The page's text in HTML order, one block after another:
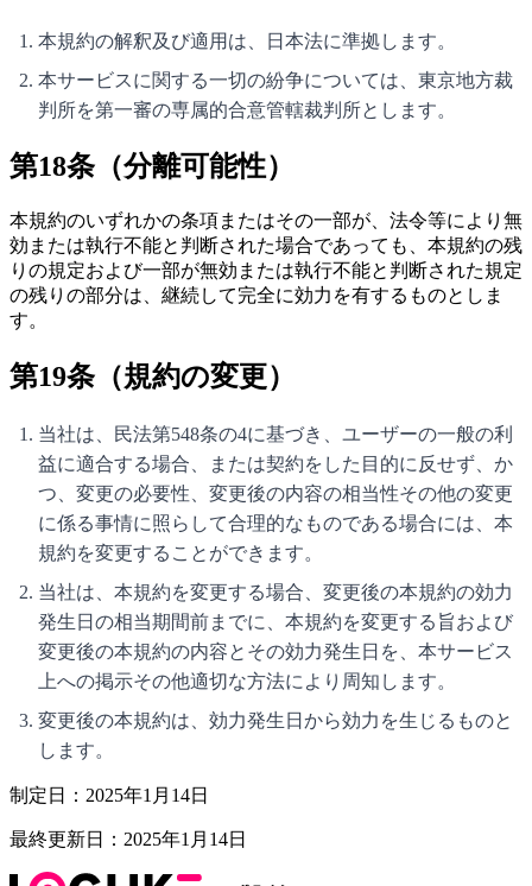
本規約の解釈及び適用は、日本法に準拠します。
本サービスに関する一切の紛争については、東京地方裁
判所を第一審の専属的合意管轄裁判所とします。
第18条（分離可能性）
本規約のいずれかの条項またはその一部が、法令等により無
効または執行不能と判断された場合であっても、本規約の残
りの規定および一部が無効または執行不能と判断された規定
の残りの部分は、継続して完全に効力を有するものとしま
す。
第19条（規約の変更）
当社は、民法第548条の4に基づき、ユーザーの一般の利
益に適合する場合、または契約をした目的に反せず、か
つ、変更の必要性、変更後の内容の相当性その他の変更
に係る事情に照らして合理的なものである場合には、本
規約を変更することができます。
当社は、本規約を変更する場合、変更後の本規約の効力
発生日の相当期間前までに、本規約を変更する旨および
変更後の本規約の内容とその効力発生日を、本サービス
上への掲示その他適切な方法により周知します。
変更後の本規約は、効力発生日から効力を生じるものと
します。
制定日：2025年1月14日
最終更新日：2025年1月14日